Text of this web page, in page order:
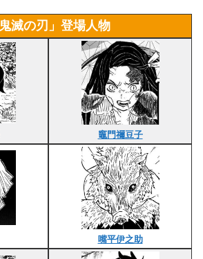
鬼滅の刃」登場人物
竈門禰豆子
嘴平伊之助